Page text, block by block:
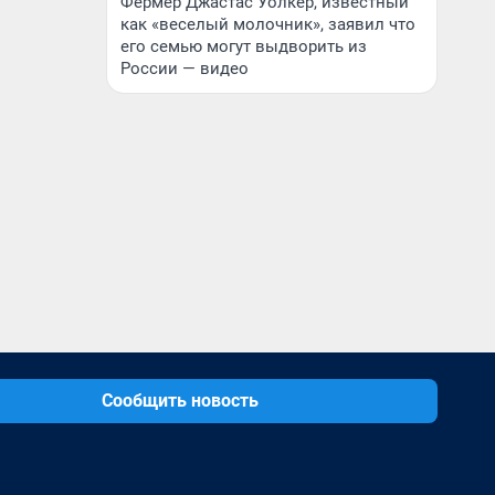
как «веселый молочник», заявил что
его семью могут выдворить из
России — видео
Сообщить новость